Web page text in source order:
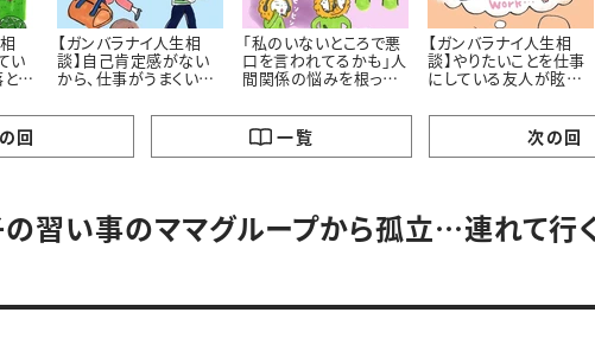
い
し
【ガンバラナイ人生相
談】自己肯定感がない
から、仕事がうまくいき
「私のいないところで悪
口を言われてるかも」人
間関係の悩みを根っこ
ガンバラナイ人生相談
【ガンバラナイ人生相
談】やりたいことを仕事
にしている友人が眩し
まいます
回 一覧 次の回
の習い事のママグループから孤立…連れて行